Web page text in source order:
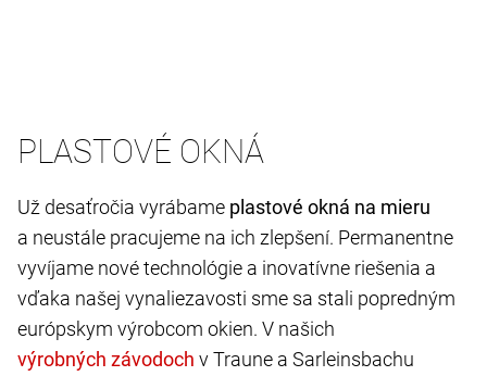
PLASTOVÉ OKNÁ
Už desaťročia vyrábame plastové okná na mieru
a neustále pracujeme na ich zlepšení. Permanentne
vyvíjame nové technológie a inovatívne riešenia a
vďaka našej vynaliezavosti sme sa stali popredným
európskym výrobcom okien. V našich
v Traune a Sarleinsbachu